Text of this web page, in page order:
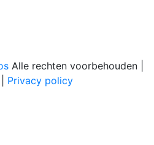
Alle rechten voorbehouden
Privacy policy